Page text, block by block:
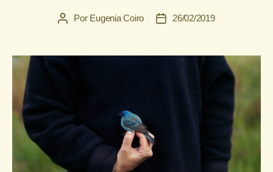
Autor
entrada
Por Eugenia Coiro
Fecha
entrada
26/02/2019